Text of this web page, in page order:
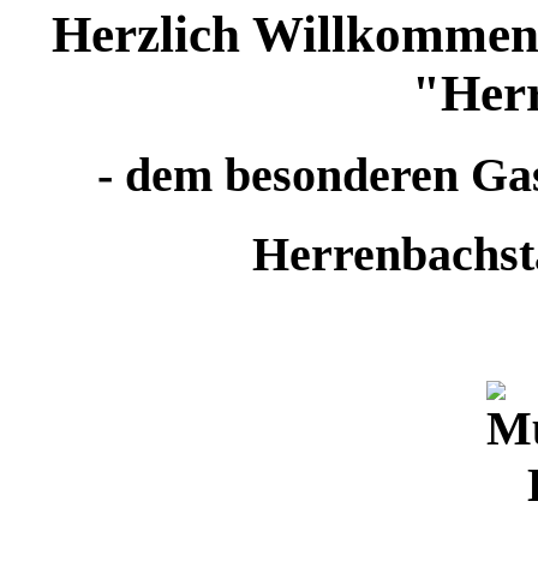
Herzlich
- dem besonderen